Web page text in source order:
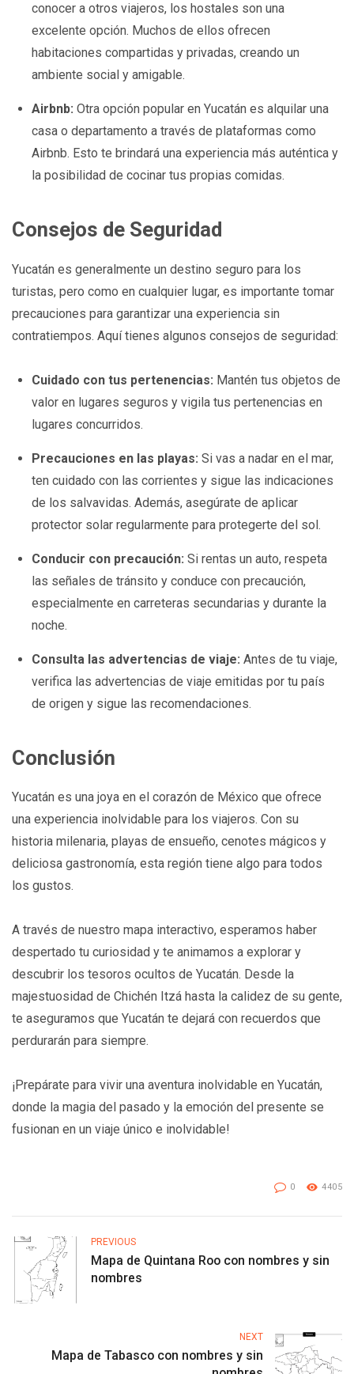
conocer a otros viajeros, los hostales son una
excelente opción. Muchos de ellos ofrecen
habitaciones compartidas y privadas, creando un
ambiente social y amigable.
Airbnb: Otra opción popular en Yucatán es alquilar una
casa o departamento a través de plataformas como
Airbnb. Esto te brindará una experiencia más auténtica y
la posibilidad de cocinar tus propias comidas.
Consejos de Seguridad
Yucatán es generalmente un destino seguro para los
turistas, pero como en cualquier lugar, es importante tomar
precauciones para garantizar una experiencia sin
contratiempos. Aquí tienes algunos consejos de seguridad:
Cuidado con tus pertenencias: Mantén tus objetos de
valor en lugares seguros y vigila tus pertenencias en
lugares concurridos.
Precauciones en las playas: Si vas a nadar en el mar,
ten cuidado con las corrientes y sigue las indicaciones
de los salvavidas. Además, asegúrate de aplicar
protector solar regularmente para protegerte del sol.
Conducir con precaución: Si rentas un auto, respeta
las señales de tránsito y conduce con precaución,
especialmente en carreteras secundarias y durante la
noche.
Consulta las advertencias de viaje: Antes de tu viaje,
verifica las advertencias de viaje emitidas por tu país
de origen y sigue las recomendaciones.
Conclusión
Yucatán es una joya en el corazón de México que ofrece
una experiencia inolvidable para los viajeros. Con su
historia milenaria, playas de ensueño, cenotes mágicos y
deliciosa gastronomía, esta región tiene algo para todos
los gustos.
A través de nuestro mapa interactivo, esperamos haber
despertado tu curiosidad y te animamos a explorar y
descubrir los tesoros ocultos de Yucatán. Desde la
majestuosidad de Chichén Itzá hasta la calidez de su gente,
te aseguramos que Yucatán te dejará con recuerdos que
perdurarán para siempre.
¡Prepárate para vivir una aventura inolvidable en Yucatán,
donde la magia del pasado y la emoción del presente se
fusionan en un viaje único e inolvidable!
0 4405
PREVIOUS
Mapa de Quintana Roo con nombres y sin
nombres
NEXT
Mapa de Tabasco con nombres y sin